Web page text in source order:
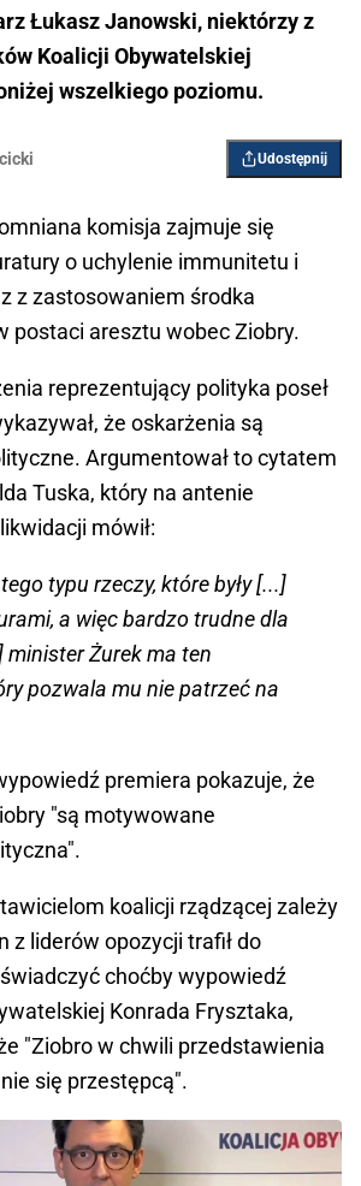
Łukasz Janowski, niektórzy z
Koalicji Obywatelskiej
wszelkiego poziomu.
Udostępnij
komisja zajmuje się
o uchylenie immunitetu i
z zastosowaniem środka
postaci aresztu wobec Ziobry.
reprezentujący polityka poseł
że oskarżenia są
Argumentował to cytatem
Tuska, który na antenie
mówił:
typu rzeczy, które były [...]
a więc bardzo trudne dla
Żurek ma ten
pozwala mu nie patrzeć na
premiera pokazuje, że
"są motywowane
koalicji rządzącej zależy
z liderów opozycji trafił do
choćby wypowiedź
Konrada Frysztaka,
"Ziobro w chwili przedstawienia
się przestępcą".